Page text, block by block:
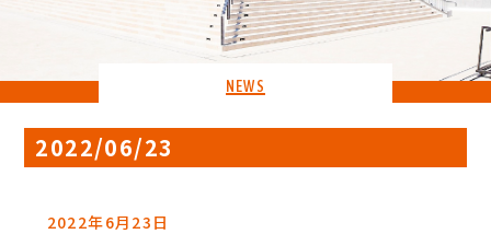
NEWS
2022/06/23
2022年6月23日